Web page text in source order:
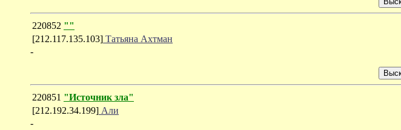
220852 ""
[212.117.135.103] Татьяна Ахтман
-
220851 "Источник зла"
[212.192.34.199] Али
-